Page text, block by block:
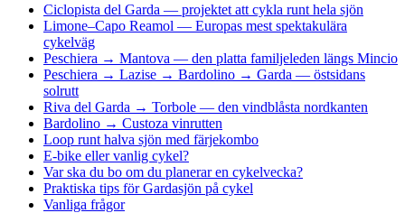
Ciclopista del Garda — projektet att cykla runt hela sjön
Limone–Capo Reamol — Europas mest spektakulära
cykelväg
Peschiera → Mantova — den platta familjeleden längs Mincio
Peschiera → Lazise → Bardolino → Garda — östsidans
solrutt
Riva del Garda → Torbole — den vindblåsta nordkanten
Bardolino → Custoza vinrutten
Loop runt halva sjön med färjekombo
E-bike eller vanlig cykel?
Var ska du bo om du planerar en cykelvecka?
Praktiska tips för Gardasjön på cykel
Vanliga frågor